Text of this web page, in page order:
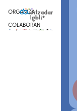
ORGANIZA
COLABORAN